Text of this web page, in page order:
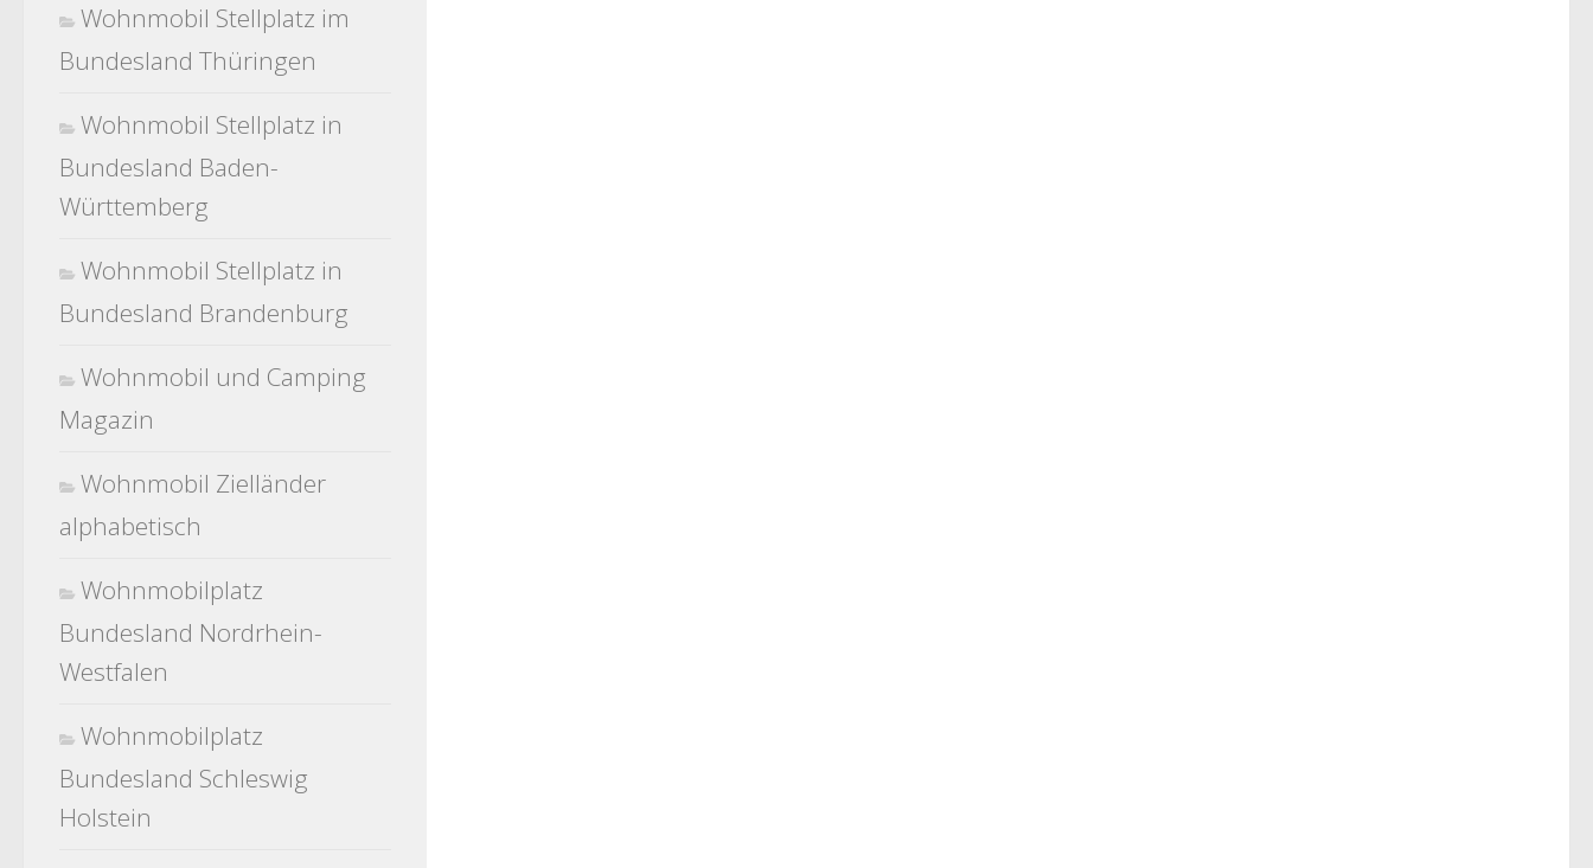
Wohnmobil Stellplatz im
Bundesland Thüringen
Wohnmobil Stellplatz in
Bundesland Baden-
Württemberg
Wohnmobil Stellplatz in
Bundesland Brandenburg
Wohnmobil und Camping
Magazin
Wohnmobil Zielländer
alphabetisch
Wohnmobilplatz
Bundesland Nordrhein-
Westfalen
Wohnmobilplatz
Bundesland Schleswig
Holstein